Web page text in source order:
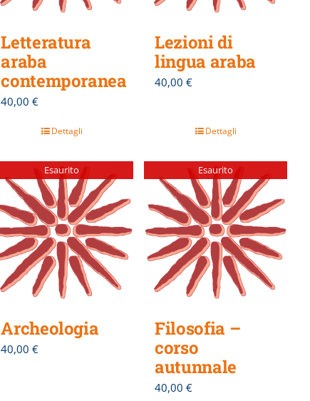
Letteratura
araba
contemporanea
40,00€
Dettagli
Lezioni di
lingua araba
40,00€
Dettagli
Esaurito
Archeologia
40,00€
Esaurito
Filosofia –
corso
autunnale
40,00€